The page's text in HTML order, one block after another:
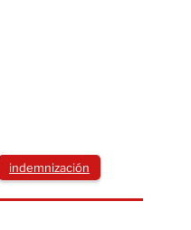
indemnización